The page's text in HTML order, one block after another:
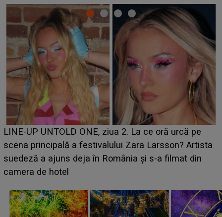
Ce a dezvăluit noua concurentă din "Casa Iubirii" l-a
luat prin surprindere pe Emanuel. CINE ESTE
BĂIATUL VIZAT de Alexandra?! Aflându-se în fața
faptului împlinit, A RECUNOSCUT IMEDIAT: "Am